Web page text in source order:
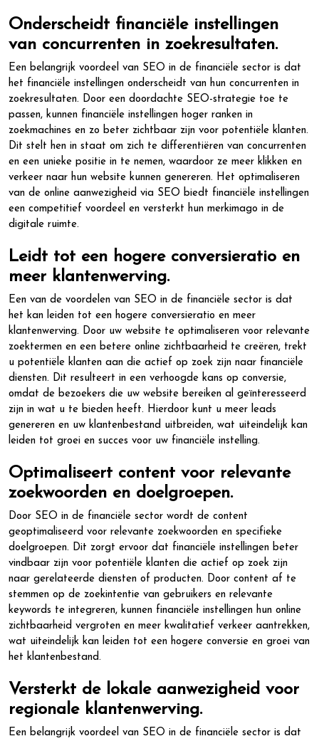
Onderscheidt financiële instellingen
van concurrenten in zoekresultaten.
Een belangrijk voordeel van SEO in de financiële sector is dat
het financiële instellingen onderscheidt van hun concurrenten in
zoekresultaten. Door een doordachte SEO-strategie toe te
passen, kunnen financiële instellingen hoger ranken in
zoekmachines en zo beter zichtbaar zijn voor potentiële klanten.
Dit stelt hen in staat om zich te differentiëren van concurrenten
en een unieke positie in te nemen, waardoor ze meer klikken en
verkeer naar hun website kunnen genereren. Het optimaliseren
van de online aanwezigheid via SEO biedt financiële instellingen
een competitief voordeel en versterkt hun merkimago in de
digitale ruimte.
Leidt tot een hogere conversieratio en
meer klantenwerving.
Een van de voordelen van SEO in de financiële sector is dat
het kan leiden tot een hogere conversieratio en meer
klantenwerving. Door uw website te optimaliseren voor relevante
zoektermen en een betere online zichtbaarheid te creëren, trekt
u potentiële klanten aan die actief op zoek zijn naar financiële
diensten. Dit resulteert in een verhoogde kans op conversie,
omdat de bezoekers die uw website bereiken al geïnteresseerd
zijn in wat u te bieden heeft. Hierdoor kunt u meer leads
genereren en uw klantenbestand uitbreiden, wat uiteindelijk kan
leiden tot groei en succes voor uw financiële instelling.
Optimaliseert content voor relevante
zoekwoorden en doelgroepen.
Door SEO in de financiële sector wordt de content
geoptimaliseerd voor relevante zoekwoorden en specifieke
doelgroepen. Dit zorgt ervoor dat financiële instellingen beter
vindbaar zijn voor potentiële klanten die actief op zoek zijn
naar gerelateerde diensten of producten. Door content af te
stemmen op de zoekintentie van gebruikers en relevante
keywords te integreren, kunnen financiële instellingen hun online
zichtbaarheid vergroten en meer kwalitatief verkeer aantrekken,
wat uiteindelijk kan leiden tot een hogere conversie en groei van
het klantenbestand.
Versterkt de lokale aanwezigheid voor
regionale klantenwerving.
Een belangrijk voordeel van SEO in de financiële sector is dat